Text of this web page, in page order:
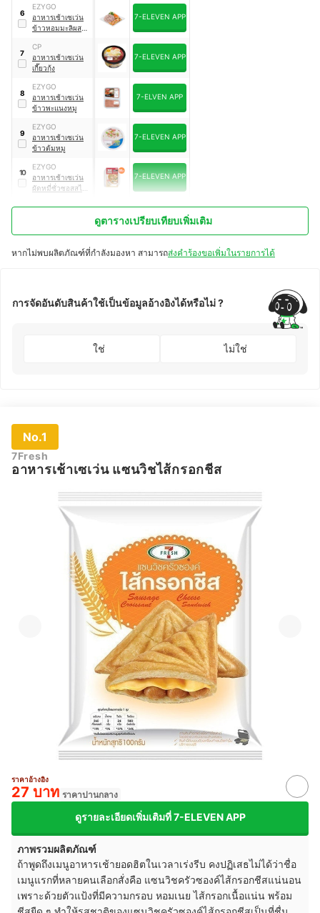
6
EZYGO
อาหารเช้าเซเว่น
ข้าวหอมมะลิผสม
อกไก่ย่าง
7-ELEVEN APP
7
CP
อาหารเช้าเซเว่น
เกี๊ยวกุ้ง
7-ELEVEN APP
8
EZYGO
อาหารเช้าเซเว่น
ข้าวพะแนงหมู
7-ELVEN APP
9
EZYGO
อาหารเช้าเซเว่น
ข้าวต้มหมู
7-ELEVEN APP
10
EZYGO
อาหารเช้าเซเว่น
ผัดหมี่ซั่วซอสสไตล์
7-ELEVEN APP
ดูตารางเปรียบเทียบเพิ่มเติม
หากไม่พบผลิตภัณฑ์ที่กำลังมองหา สามารถส่งคำร้องขอเพิ่มในรายการได้
การจัดอันดับสินค้าใช้เป็นข้อมูลอ้างอิงได้หรือไม่ ?
ใช่ ไม่ใช่
No.1
7Fresh
อาหารเช้าเซเว่น แซนวิชไส้กรอกชีส
ราคาอ้างอิง
27 บาท ราคาปานกลาง
ดูรายละเอียดเพิ่มเติมที่ 7-ELEVEN APP
ภาพรวมผลิตภัณฑ์
ถ้าพูดถึงเมนูอาหารเช้ายอดฮิตในเวลาเร่งรีบ คงปฏิเสธไม่ได้ว่าชื่อ
เมนูแรกที่หลายคนเลือกสั่งคือ แซนวิชครัวซองค์ไส้กรอกชีสแน่นอน
เพราะด้วยตัวแป้งที่มีความกรอบ หอมเนย ไส้กรอกเนื้อแน่น พร้อม